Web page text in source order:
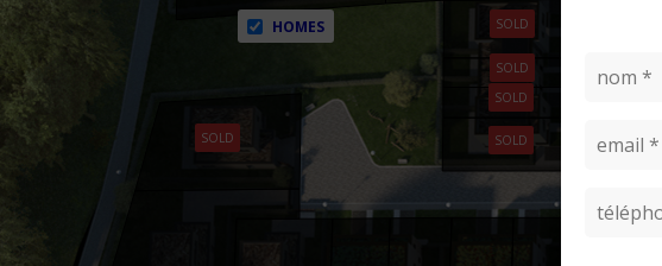
SOLD
SOLD
SOLD
SOLD
SOLD
HOMES